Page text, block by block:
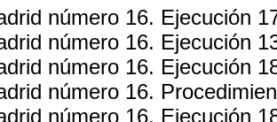
número 16. Ejecución
número 16. Ejecución
número 16. Ejecución
número 16.
número 16. Ejecución